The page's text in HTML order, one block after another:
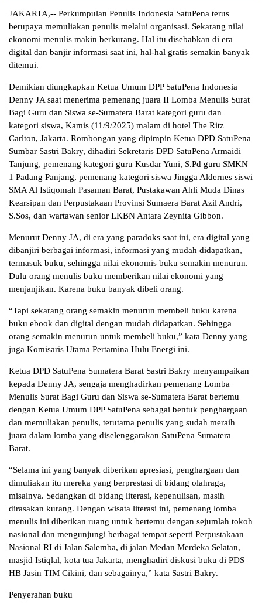
JAKARTA,-- Perkumpulan Penulis Indonesia SatuPena terus
berupaya memuliakan penulis melalui organisasi. Sekarang nilai
ekonomi menulis makin berkurang. Hal itu disebabkan di era
digital dan banjir informasi saat ini, hal-hal gratis semakin banyak
ditemui.
Demikian diungkapkan Ketua Umum DPP SatuPena Indonesia
Denny JA saat menerima pemenang juara II Lomba Menulis Surat
Bagi Guru dan Siswa se-Sumatera Barat kategori guru dan
kategori siswa, Kamis (11/9/2025) malam di hotel The Ritz
Carlton, Jakarta. Rombongan yang dipimpin Ketua DPD SatuPena
Sumbar Sastri Bakry, dihadiri Sekretaris DPD SatuPena Armaidi
Tanjung, pemenang kategori guru Kusdar Yuni, S.Pd guru SMKN
1 Padang Panjang, pemenang kategori siswa Jingga Aldernes siswi
SMA Al Istiqomah Pasaman Barat, Pustakawan Ahli Muda Dinas
Kearsipan dan Perpustakaan Provinsi Sumaera Barat Azil Andri,
S.Sos, dan wartawan senior LKBN Antara Zeynita Gibbon.
Menurut Denny JA, di era yang paradoks saat ini, era digital yang
dibanjiri berbagai informasi, informasi yang mudah didapatkan,
termasuk buku, sehingga nilai ekonomis buku semakin menurun.
Dulu orang menulis buku memberikan nilai ekonomi yang
menjanjikan. Karena buku banyak dibeli orang.
“Tapi sekarang orang semakin menurun membeli buku karena
buku ebook dan digital dengan mudah didapatkan. Sehingga
orang semakin menurun untuk membeli buku,” kata Denny yang
juga Komisaris Utama Pertamina Hulu Energi ini.
Ketua DPD SatuPena Sumatera Barat Sastri Bakry menyampaikan
kepada Denny JA, sengaja menghadirkan pemenang Lomba
Menulis Surat Bagi Guru dan Siswa se-Sumatera Barat bertemu
dengan Ketua Umum DPP SatuPena sebagai bentuk penghargaan
dan memuliakan penulis, terutama penulis yang sudah meraih
juara dalam lomba yang diselenggarakan SatuPena Sumatera
Barat.
“Selama ini yang banyak diberikan apresiasi, penghargaan dan
dimuliakan itu mereka yang berprestasi di bidang olahraga,
misalnya. Sedangkan di bidang literasi, kepenulisan, masih
dirasakan kurang. Dengan wisata literasi ini, pemenang lomba
menulis ini diberikan ruang untuk bertemu dengan sejumlah tokoh
nasional dan mengunjungi berbagai tempat seperti Perpustakaan
Nasional RI di Jalan Salemba, di jalan Medan Merdeka Selatan,
masjid Istiqlal, kota tua Jakarta, menghadiri diskusi buku di PDS
HB Jasin TIM Cikini, dan sebagainya,” kata Sastri Bakry.
Penyerahan buku